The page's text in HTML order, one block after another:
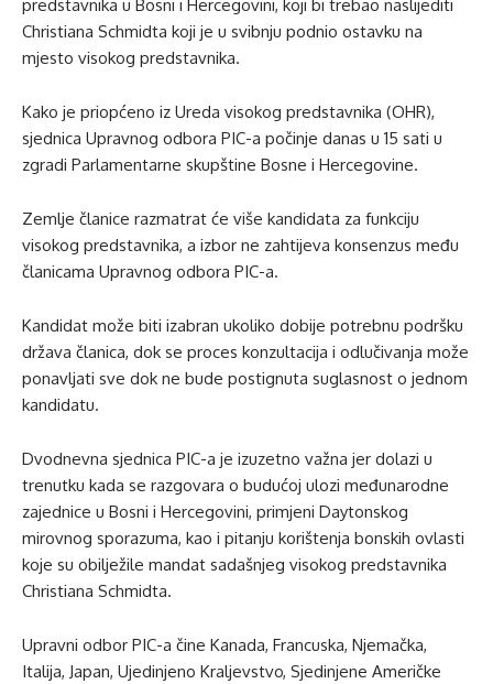
predstavnika u Bosni i Hercegovini, koji bi trebao naslijediti
Christiana Schmidta koji je u svibnju podnio ostavku na
mjesto visokog predstavnika.
Kako je priopćeno iz Ureda visokog predstavnika (OHR),
sjednica Upravnog odbora PIC-a počinje danas u 15 sati u
zgradi Parlamentarne skupštine Bosne i Hercegovine.
Zemlje članice razmatrat će više kandidata za funkciju
visokog predstavnika, a izbor ne zahtijeva konsenzus među
članicama Upravnog odbora PIC-a.
Kandidat može biti izabran ukoliko dobije potrebnu podršku
država članica, dok se proces konzultacija i odlučivanja može
ponavljati sve dok ne bude postignuta suglasnost o jednom
kandidatu.
Dvodnevna sjednica PIC-a je izuzetno važna jer dolazi u
trenutku kada se razgovara o budućoj ulozi međunarodne
zajednice u Bosni i Hercegovini, primjeni Daytonskog
mirovnog sporazuma, kao i pitanju korištenja bonskih ovlasti
koje su obilježile mandat sadašnjeg visokog predstavnika
Christiana Schmidta.
Upravni odbor PIC-a čine Kanada, Francuska, Njemačka,
Italija, Japan, Ujedinjeno Kraljevstvo, Sjedinjene Američke